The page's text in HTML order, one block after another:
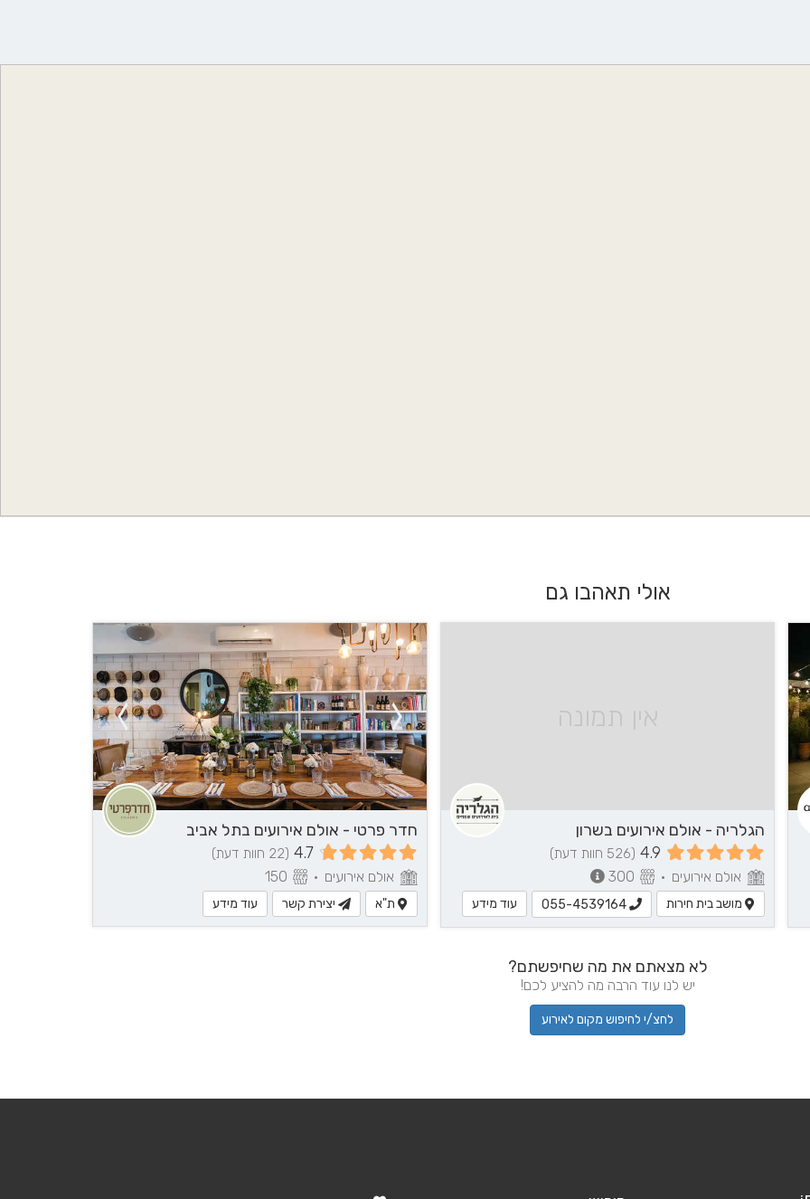
אולי תאהבו גם
עוד פרטים?
055-4539160
לחצ/י ליצירת קשר
אין תמונה
הגלריה - אולם אירועים בשרון
4.9 (526 חוות דעת)
אולם אירועים •
מושב בית חירות 055-4539164 עוד מידע
חדר פרטי - אולם אירועים בתל אביב
4.7 (22 חוות דעת)
אולם אירועים •
ת"א יצירת קשר עוד מידע
לא מצאתם את מה שחיפשתם?
יש לנו עוד הרבה מה להציע לכם!
לחצ/י לחיפוש מקום לאירוע